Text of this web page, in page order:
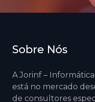
Sobre Nós
A Jorinf –
está no mercado
de consultores